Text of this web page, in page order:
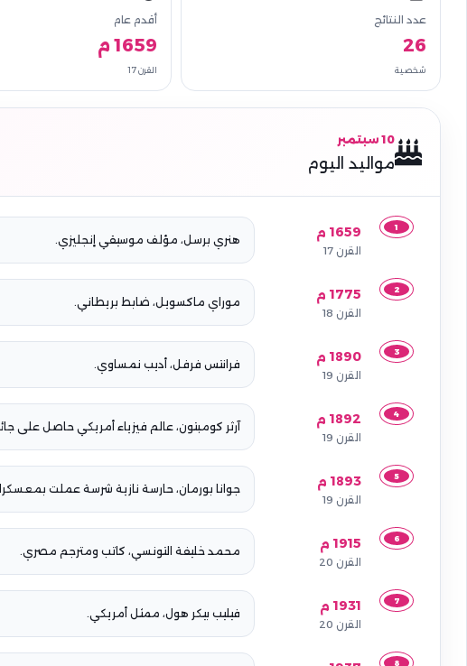
عدد النتائج
26
شخصية
أقدم عام
1659 م
القرن 17
10 سبتمبر
مواليد اليوم
1 1659 م
القرن 17
هنري برسل، مؤلف موسيقي إنجليزي.
2 1775 م
القرن 18
موراي ماكسويل، ضابط بريطاني.
3 1890 م
القرن 19
فرانتس فرفل، أديب نمساوي.
4 1892 م
القرن 19
آرثر كومبتون، عالم فيزياء أمريكي حاصل على جائزة
5 1893 م
القرن 19
جوانا بورمان، حارسة نازية شرسة عملت بمعسكرات
6 1915 م
القرن 20
محمد خليفة التونسي، كاتب ومترجم مصري.
7 1931 م
القرن 20
فيليب بيكر هول، ممثل أمريكي.
8